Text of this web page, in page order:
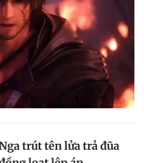
trút tên lửa trả đũa